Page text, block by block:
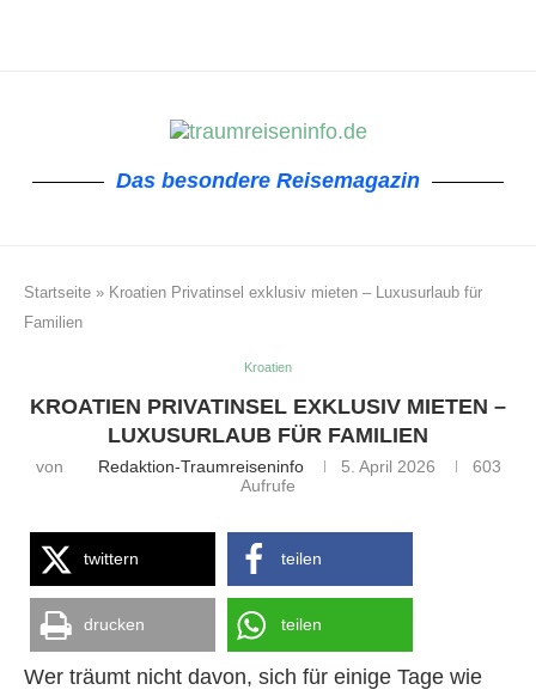
Das besondere Reisemagazin
Startseite » Kroatien Privatinsel exklusiv mieten – Luxusurlaub für
Familien
Kroatien
KROATIEN PRIVATINSEL EXKLUSIV MIETEN –
LUXUSURLAUB FÜR FAMILIEN
von Redaktion-Traumreiseninfo 5. April 2026
603
Aufrufe
twittern teilen
drucken teilen
Wer träumt nicht davon, sich für einige Tage wie